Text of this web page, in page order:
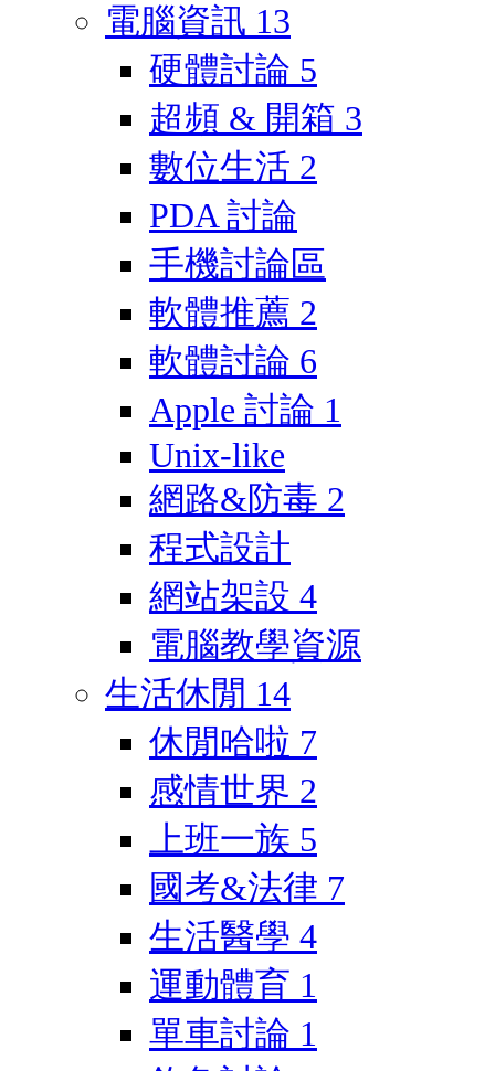
電腦資訊 13
硬體討論 5
超頻 & 開箱 3
數位生活 2
PDA 討論
手機討論區
軟體推薦 2
軟體討論 6
Apple 討論 1
Unix-like
網路&防毒 2
程式設計
網站架設 4
電腦教學資源
生活休閒 14
休閒哈啦 7
感情世界 2
上班一族 5
國考&法律 7
生活醫學 4
運動體育 1
單車討論 1